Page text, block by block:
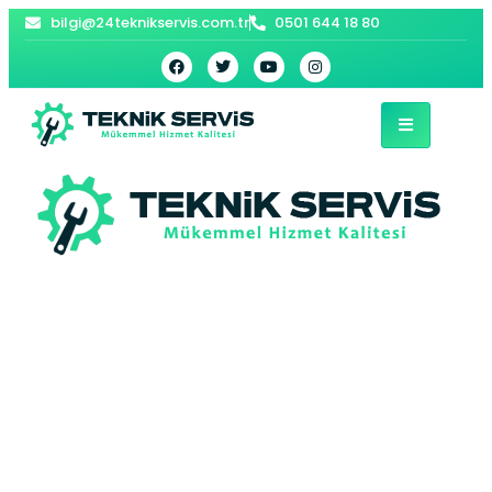
bilgi@24teknikservis.com.tr 0501 644 18 80